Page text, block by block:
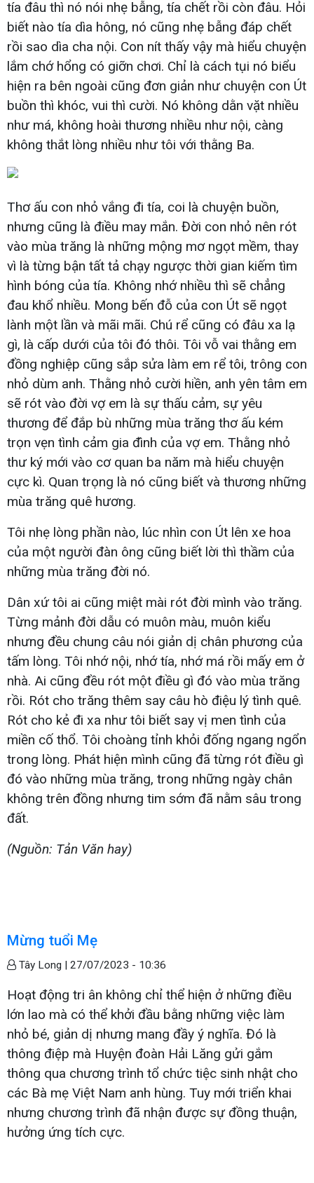
tía đâu thì nó nói nhẹ bẫng, tía chết rồi còn đâu. Hỏi
biết nào tía dìa hông, nó cũng nhẹ bẫng đáp chết
rồi sao dìa cha nội. Con nít thấy vậy mà hiểu chuyện
lắm chớ hổng có giỡn chơi. Chỉ là cách tụi nó biểu
hiện ra bên ngoài cũng đơn giản như chuyện con Út
buồn thì khóc, vui thì cười. Nó không dằn vặt nhiều
như má, không hoài thương nhiều như nội, càng
không thắt lòng nhiều như tôi với thằng Ba.
Thơ ấu con nhỏ vắng đi tía, coi là chuyện buồn,
nhưng cũng là điều may mắn. Đời con nhỏ nên rót
vào mùa trăng là những mộng mơ ngọt mềm, thay
vì là từng bận tất tả chạy ngược thời gian kiếm tìm
hình bóng của tía. Không nhớ nhiều thì sẽ chẳng
đau khổ nhiều. Mong bến đỗ của con Út sẽ ngọt
lành một lần và mãi mãi. Chú rể cũng có đâu xa lạ
gì, là cấp dưới của tôi đó thôi. Tôi vỗ vai thằng em
đồng nghiệp cũng sắp sửa làm em rể tôi, trông con
nhỏ dùm anh. Thằng nhỏ cười hiền, anh yên tâm em
sẽ rót vào đời vợ em là sự thấu cảm, sự yêu
thương để đắp bù những mùa trăng thơ ấu kém
trọn vẹn tình cảm gia đình của vợ em. Thằng nhỏ
thư ký mới vào cơ quan ba năm mà hiểu chuyện
cực kì. Quan trọng là nó cũng biết và thương những
mùa trăng quê hương.
Tôi nhẹ lòng phần nào, lúc nhìn con Út lên xe hoa
của một người đàn ông cũng biết lời thì thầm của
những mùa trăng đời nó.
Dân xứ tôi ai cũng miệt mài rót đời mình vào trăng.
Từng mảnh đời dẫu có muôn màu, muôn kiểu
nhưng đều chung câu nói giản dị chân phương của
tấm lòng. Tôi nhớ nội, nhớ tía, nhớ má rồi mấy em ở
nhà. Ai cũng đều rót một điều gì đó vào mùa trăng
rồi. Rót cho trăng thêm say câu hò điệu lý tình quê.
Rót cho kẻ đi xa như tôi biết say vị men tình của
miền cố thổ. Tôi choàng tỉnh khỏi đống ngang ngổn
trong lòng. Phát hiện mình cũng đã từng rót điều gì
đó vào những mùa trăng, trong những ngày chân
không trên đồng nhưng tim sớm đã nằm sâu trong
đất.
(Nguồn: Tản Văn hay)
Mừng tuổi Mẹ
Tây Long | 27/07/2023 - 10:36
Hoạt động tri ân không chỉ thể hiện ở những điều
lớn lao mà có thể khởi đầu bằng những việc làm
nhỏ bé, giản dị nhưng mang đầy ý nghĩa. Đó là
thông điệp mà Huyện đoàn Hải Lăng gửi gắm
thông qua chương trình tổ chức tiệc sinh nhật cho
các Bà mẹ Việt Nam anh hùng. Tuy mới triển khai
nhưng chương trình đã nhận được sự đồng thuận,
hưởng ứng tích cực.